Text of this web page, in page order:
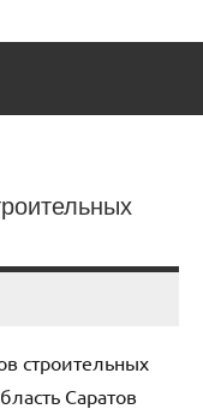
строительных
Саратов